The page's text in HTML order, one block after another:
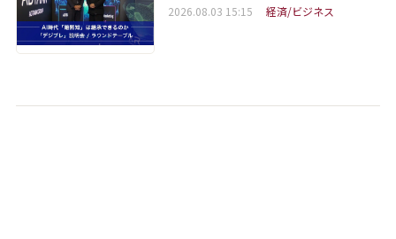
2026.08.03 15:15 経済/ビジネス